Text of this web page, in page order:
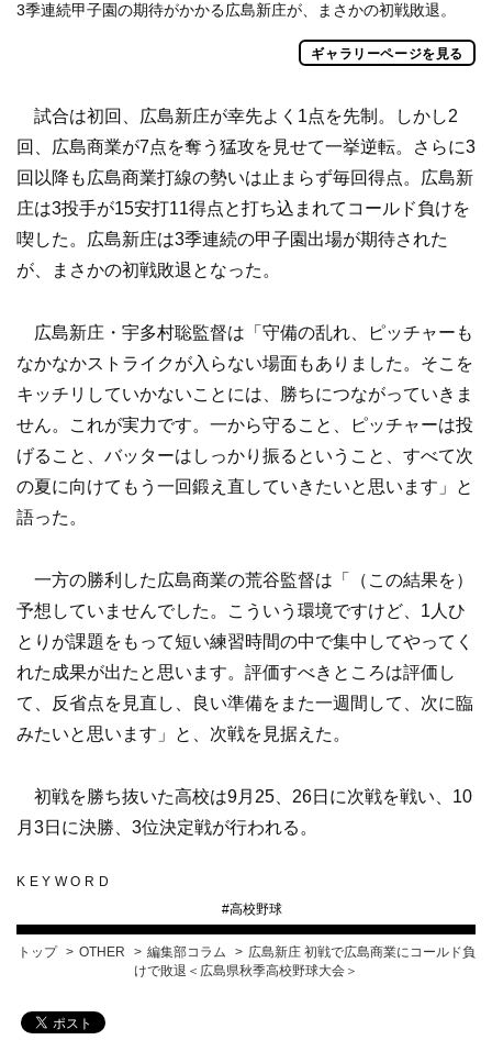
3季連続甲子園の期待がかかる広島新庄が、まさかの初戦敗退。
ギャラリーページを見る
試合は初回、広島新庄が幸先よく1点を先制。しかし2
回、広島商業が7点を奪う猛攻を見せて一挙逆転。さらに3
回以降も広島商業打線の勢いは止まらず毎回得点。広島新
庄は3投手が15安打11得点と打ち込まれてコールド負けを
喫した。広島新庄は3季連続の甲子園出場が期待された
が、まさかの初戦敗退となった。
広島新庄・宇多村聡監督は「守備の乱れ、ピッチャーも
なかなかストライクが入らない場面もありました。そこを
キッチリしていかないことには、勝ちにつながっていきま
せん。これが実力です。一から守ること、ピッチャーは投
げること、バッターはしっかり振るということ、すべて次
の夏に向けてもう一回鍛え直していきたいと思います」と
語った。
一方の勝利した広島商業の荒谷監督は「（この結果を）
予想していませんでした。こういう環境ですけど、1人ひ
とりが課題をもって短い練習時間の中で集中してやってく
れた成果が出たと思います。評価すべきところは評価し
て、反省点を見直し、良い準備をまた一週間して、次に臨
みたいと思います」と、次戦を見据えた。
初戦を勝ち抜いた高校は9月25、26日に次戦を戦い、10
月3日に決勝、3位決定戦が行われる。
KEYWORD
#高校野球
トップ OTHER 編集部コラム
広島新庄 初戦で広島商業にコールド負
けで敗退＜広島県秋季高校野球大会＞